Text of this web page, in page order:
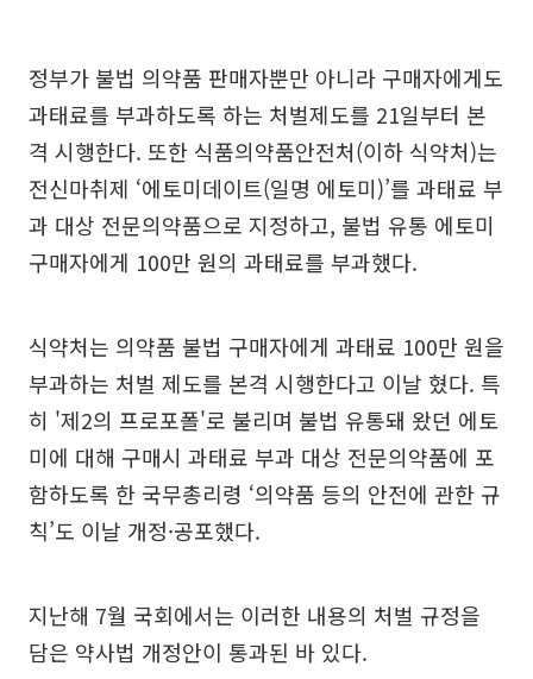
정부가 불법 의약품 판매자뿐만 아니라 구매자에게도
과태료를 부과하도록 하는 처벌제도를 21일부터 본
격 시행한다. 또한 식품의약품안전처(이하 식약처)는
전신마취제 ‘에토미데이트(일명 에토미)’를 과태료 부
과 대상 전문의약품으로 지정하고, 불법 유통 에토미
구매자에게 100만 원의 과태료를 부과했다.
식약처는 의약품 불법 구매자에게 과태료 100만 원을
부과하는 처벌 제도를 본격 시행한다고 이날 혔다. 특
히 '제2의 프로포폴'로 불리며 불법 유통돼 왔던 에토
미에 대해 구매시 과태료 부과 대상 전문의약품에 포
함하도록 한 국무총리령 ‘의약품 등의 안전에 관한 규
칙’도 이날 개정·공포했다.
지난해 7월 국회에서는 이러한 내용의 처벌 규정을
담은 약사법 개정안이 통과된 바 있다.